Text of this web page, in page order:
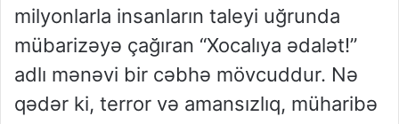
milyonlarla insanların taleyi uğrunda
mübarizəyə çağıran “Xocalıya ədalət!”
adlı mənəvi bir cəbhə mövcuddur. Nə
qədər ki, terror və amansızlıq, müharibə